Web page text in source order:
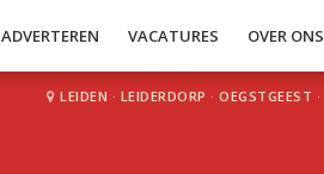
ADVERTEREN VACATURES OVER ONS
LEIDEN · LEIDERDORP · OEGSTGEEST ·